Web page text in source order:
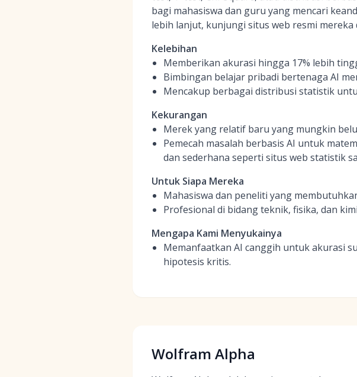
bagi mahasiswa dan guru yang mencari
lebih lanjut, kunjungi situs web resmi
Kelebihan
Memberikan akurasi hingga 17% lebih
Bimbingan belajar pribadi bertenaga AI
Mencakup berbagai distribusi statistik
Kekurangan
Merek yang relatif baru yang mungkin
Pemecah masalah berbasis AI untuk
dan sederhana seperti situs web statistik
Untuk Siapa Mereka
Mahasiswa dan peneliti yang
Profesional di bidang teknik, fisika, dan
Mengapa Kami Menyukainya
Memanfaatkan AI canggih untuk akurasi
hipotesis kritis.
Wolfram Alpha